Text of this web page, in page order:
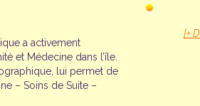
a activement
et Médecine dans l’île.
lui permet de
– Soins de Suite –
[+